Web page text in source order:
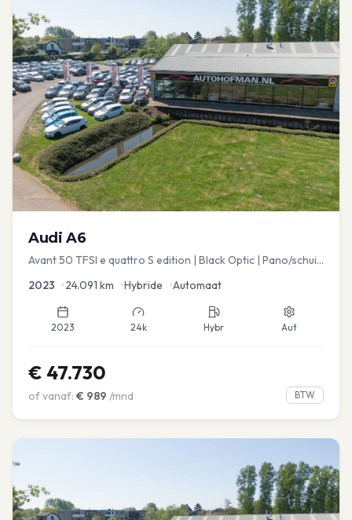
Audi A6
Avant 50 TFSI e quattro S edition | Black Optic | Pano/schuif
2023 •24.091 km •Hybride •Automaat
2023 24k Hybr Aut
€ 47.730
of vanaf: € 989 /mnd BTW